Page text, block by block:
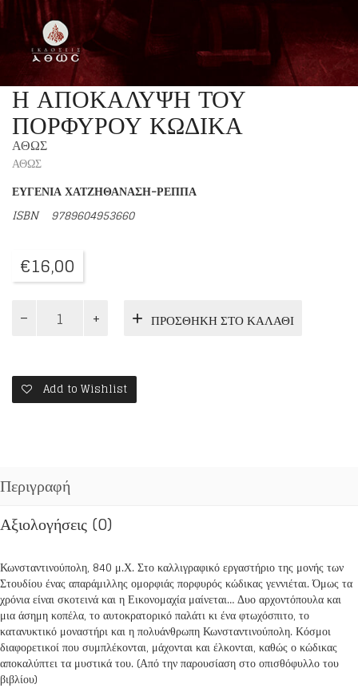
Η ΑΠΟΚΑΛΥΨΗ ΤΟΥ
ΠΟΡΦΥΡΟΥ ΚΩΔΙΚΑ
ΑΘΩΣ
ΑΘΩΣ
ΕΥΓΕΝΙΑ ΧΑΤΖΗΘΑΝΑΣΗ-ΡΕΠΠΑ
ISBN
9789604953660
€16,00
ΑΠΟΚΑΛΥΨΗ
ΚΩΔΙΚΑ
ποσότητα
ΠΡΟΣΘΉΚΗ ΣΤΟ ΚΑΛΆΘΙ
Add to Wishlist
Περιγραφή
Αξιολογήσεις (0)
Κωνσταντινούπολη, 840 μ.Χ. Στο καλλιγραφικό εργαστήριο της μονής των
Στουδίου ένας απαράμιλλης ομορφιάς πορφυρός κώδικας γεννιέται. Όμως τα
χρόνια είναι σκοτεινά και η Εικονομαχία μαίνεται… Δυο αρχοντόπουλα και
μια άσημη κοπέλα, το αυτοκρατορικό παλάτι κι ένα φτωχόσπιτο, το
κατανυκτικό μοναστήρι και η πολυάνθρωπη Κωνσταντινούπολη. Κόσμοι
διαφορετικοί που συμπλέκονται, μάχονται και έλκονται, καθώς ο κώδικας
αποκαλύπτει τα μυστικά του. (Από την παρουσίαση στο οπισθόφυλλο του
βιβλίου)